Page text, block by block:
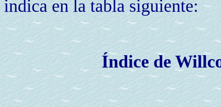
indica en la tabla siguiente:
Índice de Willcomb